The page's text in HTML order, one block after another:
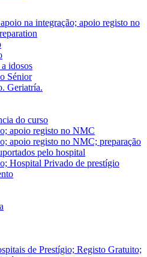
na integração; apoio registo no
idosos
Sénior
Geriatría.
do curso
apoio registo no NMC
apoio registo no NMC; preparação
pelo hospital
Hospital Privado de prestígio
de Prestígio; Registo Gratuito;